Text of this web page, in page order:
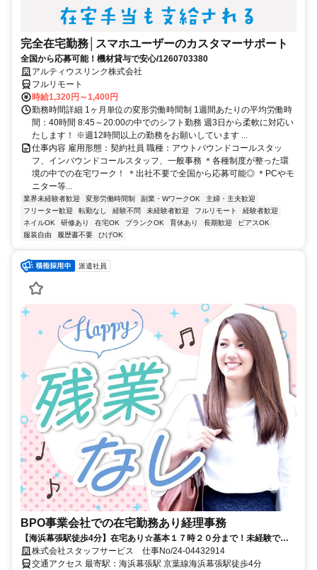
完全在宅勤務│スマホユーザーのカスタマーサポート
全国から応募可能！機材貸与で安心/1260703380
アルティウスリンク株式会社
フルリモート
時給1,320円～1,400円
勤務時間詳細 1ヶ月単位の変形労働時間制 1週間あたりの平均労働時
間：40時間 8:45～20:00の中でのシフト勤務 週3日から柔軟に対応い
たします！ ※週12時間以上の勤務をお願いしています ...
仕事内容 雇用形態：契約社員 職種：アウトバウンドコールスタッ
フ、インバウンドコールスタッフ、一般事務 ＊各種制度が整った環
境の中での在宅ワーク！ ＊出社不要で全国から応募可能◎ ＊PCやモ
ニター等...
業界未経験者歓迎 変形労働時間制 副業・WワークOK
主婦・主夫歓迎
フリーター歓迎
転勤なし 経験不問 未経験者歓迎 フルリモート
経験者歓迎
ネイルOK
研修あり 在宅OK ブランクOK 育休あり 長期歓迎
ピアスOK
服装自由
履歴書不要 ひげOK
派遣社員
BPO事業会社での在宅勤務あり経理事務
【海浜幕張駅徒歩4分】在宅あり☆基本１７時２０分まで！未経験でも
ＯＫ★ 直接雇用実績あり！
株式会社スタッフサービス 仕事No/24-04432914
交通アクセス 最寄駅：海浜幕張駅 京葉線海浜幕張駅徒歩4分